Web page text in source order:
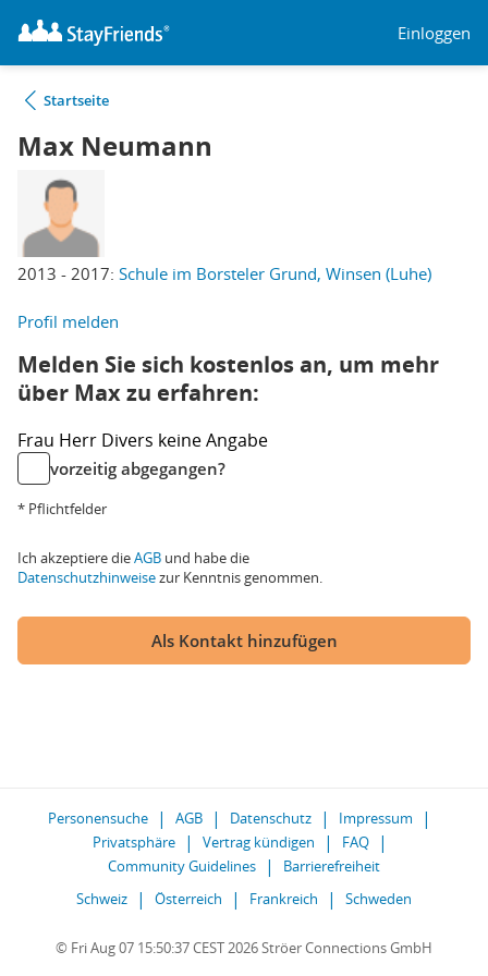
Einloggen
Startseite
Max Neumann
2013 - 2017: Schule im Borsteler Grund, Winsen (Luhe)
Profil melden
Melden Sie sich kostenlos an, um mehr
über Max zu erfahren:
Frau Herr Divers keine Angabe
vorzeitig abgegangen?
* Pflichtfelder
Ich akzeptiere dieAGB und habe die
Datenschutzhinweisezur Kenntnis genommen.
Als Kontakt hinzufügen
Personensuche AGB Datenschutz
Impressum
Privatsphäre
Vertrag kündigen
FAQ
Community Guidelines
Barrierefreiheit
Schweiz
Österreich Frankreich Schweden
© Fri Aug 07 15:50:37 CEST 2026 Ströer Connections GmbH